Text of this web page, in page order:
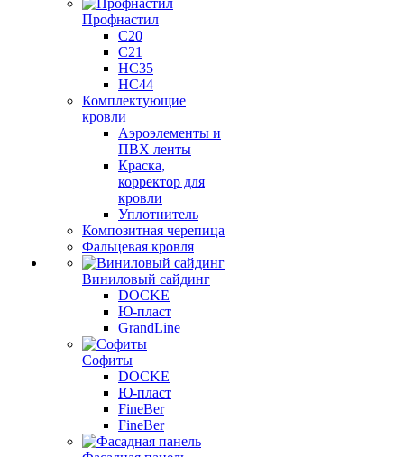
Профнастил
C20
C21
НС35
НС44
Комплектующие
кровли
Аэроэлементы и
ПВХ ленты
Краска,
корректор для
кровли
Уплотнитель
Композитная черепица
Фальцевая кровля
Виниловый сайдинг
DOCKE
Ю-пласт
GrandLine
Софиты
DOCKE
Ю-пласт
FineBer
FineBer